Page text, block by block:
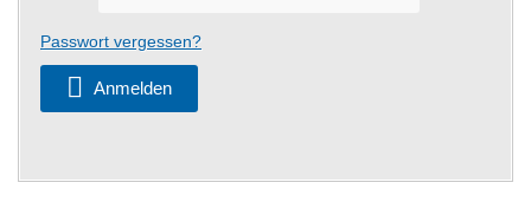
Passwort vergessen?
Anmelden